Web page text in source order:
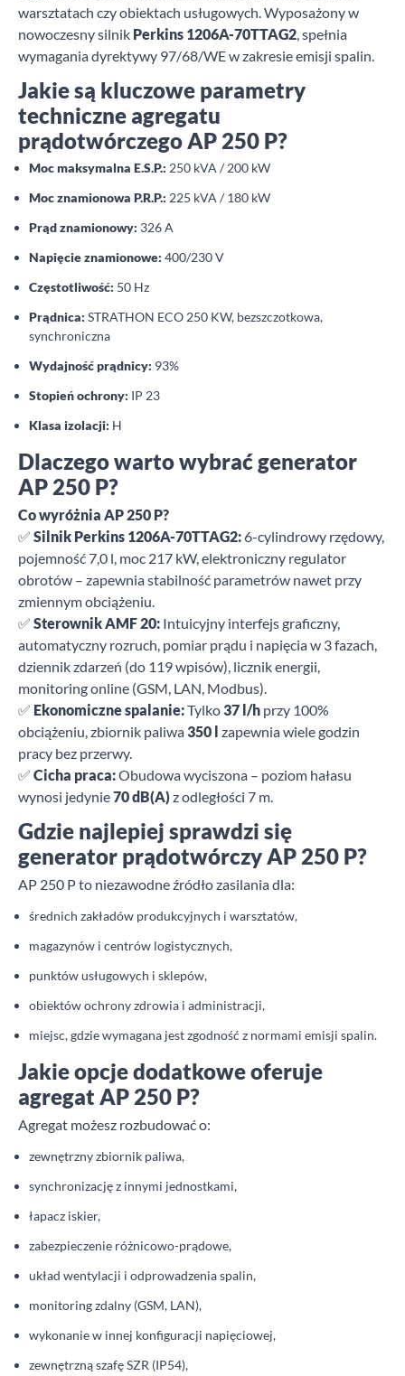
warsztatach czy obiektach usługowych. Wyposażony w
nowoczesny silnik Perkins 1206A-70TTAG2, spełnia
wymagania dyrektywy 97/68/WE w zakresie emisji spalin.
Jakie są kluczowe parametry
techniczne agregatu
prądotwórczego AP 250 P?
Moc maksymalna E.S.P.: 250 kVA / 200 kW
Moc znamionowa P.R.P.: 225 kVA / 180 kW
Prąd znamionowy: 326 A
Napięcie znamionowe: 400/230 V
Częstotliwość: 50 Hz
Prądnica: STRATHON ECO 250 KW, bezszczotkowa,
synchroniczna
Wydajność prądnicy: 93%
Stopień ochrony: IP 23
Klasa izolacji: H
Dlaczego warto wybrać generator
AP 250 P?
Co wyróżnia AP 250 P?
✅ Silnik Perkins 1206A-70TTAG2: 6-cylindrowy rzędowy,
pojemność 7,0 l, moc 217 kW, elektroniczny regulator
obrotów – zapewnia stabilność parametrów nawet przy
zmiennym obciążeniu.
✅ Sterownik AMF 20: Intuicyjny interfejs graficzny,
automatyczny rozruch, pomiar prądu i napięcia w 3 fazach,
dziennik zdarzeń (do 119 wpisów), licznik energii,
monitoring online (GSM, LAN, Modbus).
✅ Ekonomiczne spalanie:Tylko37 l/h przy 100%
obciążeniu, zbiornik paliwa350 l zapewnia wiele godzin
pracy bez przerwy.
✅ Cicha praca:Obudowa wyciszona – poziom hałasu
wynosi jedynie70 dB(A)z odległości 7 m.
Gdzie najlepiej sprawdzi się
generator prądotwórczy AP 250 P?
AP 250 P to niezawodne źródło zasilania dla:
średnich zakładów produkcyjnych i warsztatów,
magazynów i centrów logistycznych,
punktów usługowych i sklepów,
obiektów ochrony zdrowia i administracji,
miejsc, gdzie wymagana jest zgodność z normami emisji spalin.
Jakie opcje dodatkowe oferuje
agregat AP 250 P?
Agregat możesz rozbudować o:
zewnętrzny zbiornik paliwa,
synchronizację z innymi jednostkami,
łapacz iskier,
zabezpieczenie różnicowo-prądowe,
układ wentylacji i odprowadzenia spalin,
monitoring zdalny (GSM, LAN),
wykonanie w innej konfiguracji napięciowej,
zewnętrzną szafę SZR (IP54),